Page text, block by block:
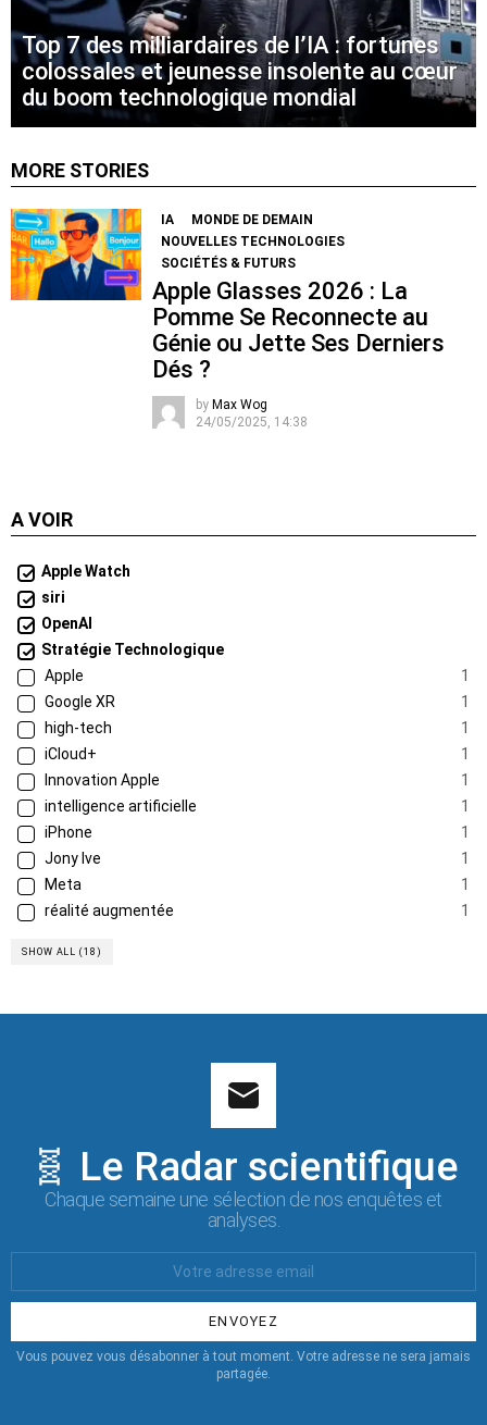
Top 7 des milliardaires de l’IA : fortunes
colossales et jeunesse insolente au cœur
du boom technologique mondial
MORE STORIES
IA
MONDE DE DEMAIN
NOUVELLES TECHNOLOGIES
SOCIÉTÉS & FUTURS
Apple Glasses 2026 : La
Pomme Se Reconnecte au
Génie ou Jette Ses Derniers
Dés ?
by Max Wog
24/05/2025, 14:38
A VOIR
Apple Watch
siri
OpenAI
Stratégie Technologique
Apple
1
Google XR
1
high-tech
1
iCloud+
1
Innovation Apple
1
intelligence artificielle
1
iPhone
1
Jony Ive
1
Meta
1
réalité augmentée
1
SHOW ALL (18)
🧬 Le Radar scientifique
Chaque semaine une sélection de nos enquêtes et
analyses.
:
Vous pouvez vous désabonner à tout moment. Votre adresse ne sera jamais
partagée.